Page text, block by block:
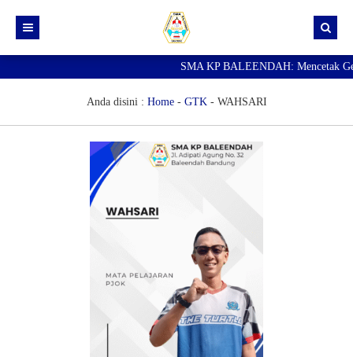
Data Guru
SMA KP BALEENDAH: Mencetak
Anda disini : Home- GTK- WAHSARI